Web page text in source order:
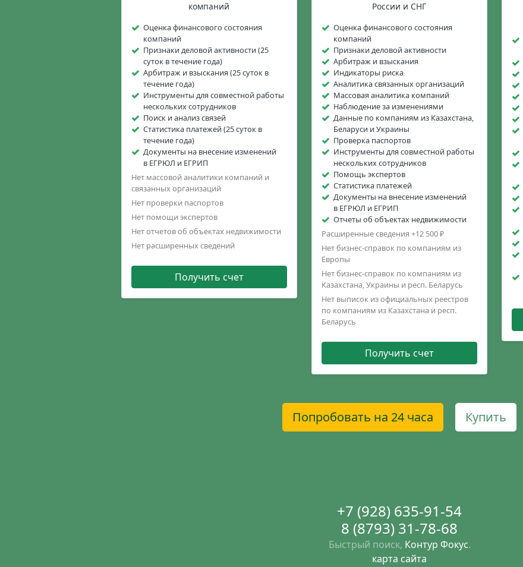
компаний
Оценка финансового состояния
компаний
Признаки деловой активности (25
суток в течение года)
Арбитраж и взыскания (25 суток в
течение года)
Инструменты для совместной работы
нескольких сотрудников
Поиск и анализ связей
Статистика платежей (25 суток в
течение года)
Документы на внесение изменений
в ЕГРЮЛ и ЕГРИП
Нет массовой аналитики компаний и
связанных организаций
Нет проверки паспортов
Нет помощи экспертов
Нет отчетов об объектах недвижимости
Нет расширенных сведений
Получить счет
России и СНГ
Оценка финансового состояния
компаний
Признаки деловой активности
Арбитраж и взыскания
Индикаторы риска
Аналитика связанных организаций
Массовая аналитика компаний
Наблюдение за изменениями
Данные по компаниям из Казахстана,
Беларуси и Украины
Проверка паспортов
Инструменты для совместной работы
нескольких сотрудников
Помощь экспертов
Статистика платежей
Документы на внесение изменений
в ЕГРЮЛ и ЕГРИП
Отчеты об объектах недвижимости
Расширенные сведения +12 500 ₽
Нет бизнес-справок по компаниям из
Европы
Нет бизнес-справок по компаниям из
Казахстана, Украины и респ. Беларусь
Нет выписок из официальных реестров
по компаниям из Казахстана и респ.
Беларусь
Получить счет
Попробовать на 24 часа Купить
+7 (928) 635-91-54
8 (8793) 31-78-68
Быстрый поиск, Контур Фокус.
карта сайта